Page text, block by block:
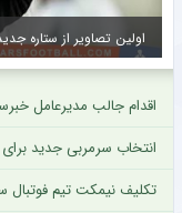
اقدام جالب مدیرعامل
انتخاب سرمربی جدید
تکلیف نیمکت تیم